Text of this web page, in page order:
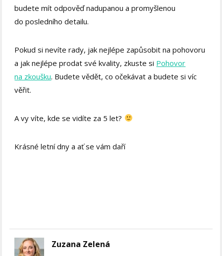
budete mít odpověď nadupanou a promyšlenou
do posledního detailu.
Pokud si nevíte rady, jak nejlépe zapůsobit na pohovoru
a jak nejlépe prodat své kvality, zkuste si Pohovor
na zkoušku. Budete vědět, co očekávat a budete si víc
věřit.
A vy víte, kde se vidíte za 5 let?
Krásné letní dny a ať se vám daří
Zuzana Zelená